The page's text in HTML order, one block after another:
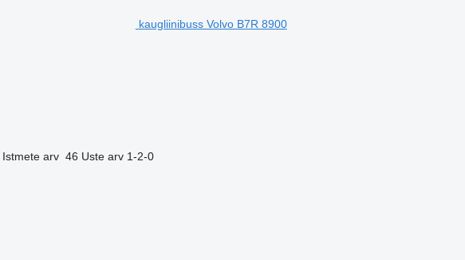
kaugliinibuss Volvo B7R 8900
Istmete arv 46 Uste arv 1-2-0